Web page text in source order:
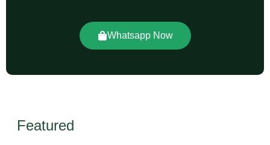
Whatsapp Now
Featured